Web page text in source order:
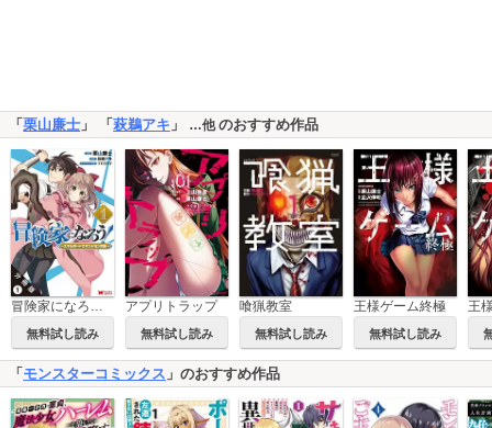
「 栗山廉士 」 「 萩鵜アキ 」 …他のおすすめ作品
無料試し読み
アプリトラップ
無料試し読み
喰猟教室
無料試し読み
王様ゲーム終極
無料試し読み
王
「 モンスターコミックス 」のおすすめ作品